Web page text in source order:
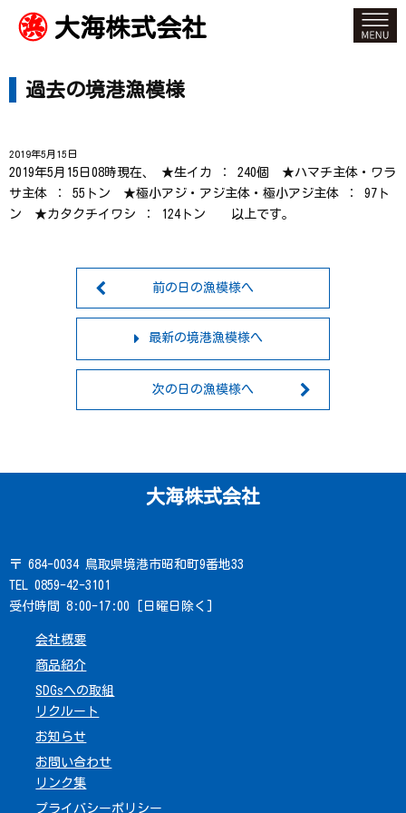
大海株式会社
過去の境港漁模様
2019年5月15日
2019年5月15日08時現在、 ★生イカ ： 240個 ★ハマチ主体・ワラ
サ主体 ： 55トン ★極小アジ・アジ主体・極小アジ主体 ： 97ト
ン ★カタクチイワシ ： 124トン 以上です。
前の日の漁模様へ
最新の境港漁模様へ
次の日の漁模様へ
大海株式会社
〒 684-0034 鳥取県境港市昭和町9番地33
TEL 0859-42-3101
受付時間 8:00-17:00 [日曜日除く]
会社概要
商品紹介
SDGsへの取組
リクルート
お知らせ
お問い合わせ
リンク集
プライバシーポリシー